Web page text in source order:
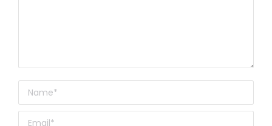
Name *
Email *